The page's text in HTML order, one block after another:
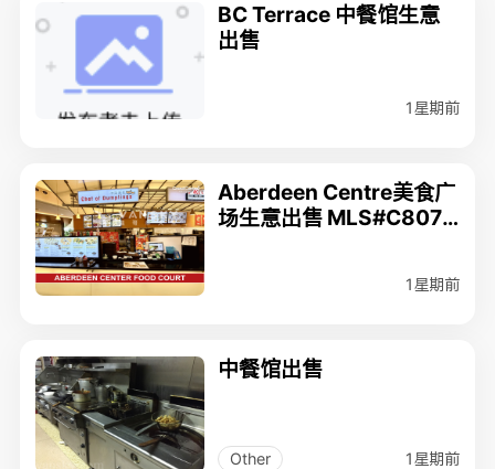
BC Terrace 中餐馆生意
出售
1星期前
Aberdeen Centre美食广
场生意出售 MLS#C8079
1星期前
中餐馆出售
Other 1星期前